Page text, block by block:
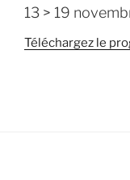
13 > 19
Téléchargez le